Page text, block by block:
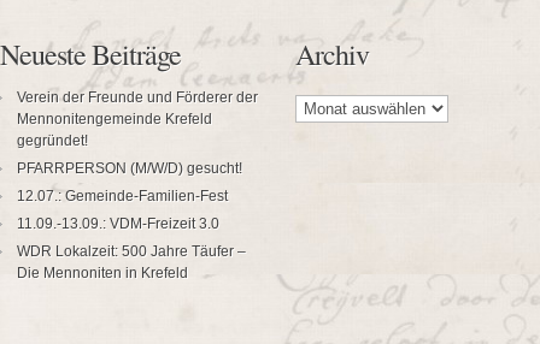
Neueste Beiträge
Verein der Freunde und Förderer der
Mennonitengemeinde Krefeld
gegründet!
PFARRPERSON (M/W/D) gesucht!
12.07.: Gemeinde-Familien-Fest
11.09.-13.09.: VDM-Freizeit 3.0
WDR Lokalzeit: 500 Jahre Täufer –
Die Mennoniten in Krefeld
Archiv
Archiv